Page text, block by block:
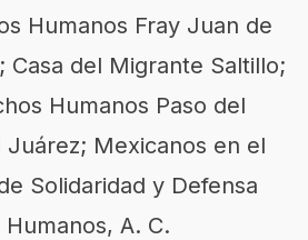
Humanos Fray Juan de
Casa del Migrante Saltillo;
Humanos Paso del
Juárez; Mexicanos en el
Solidaridad y Defensa
A. C.